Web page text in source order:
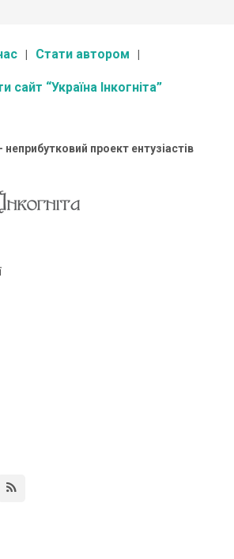
Стати автором
сайт “Україна Інкогніта”
неприбутковий проект ентузіастів